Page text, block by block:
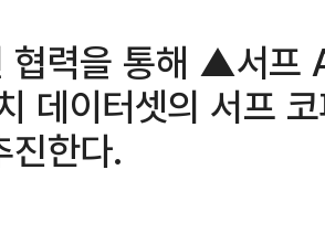
협력을 통해 ▲서
데이터셋의 서프
진한다.